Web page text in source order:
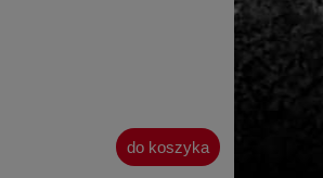
do koszyka